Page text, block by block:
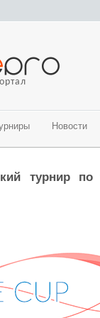
Новости
бальные танцы)
танцы)
направления)
региона на
турнир по